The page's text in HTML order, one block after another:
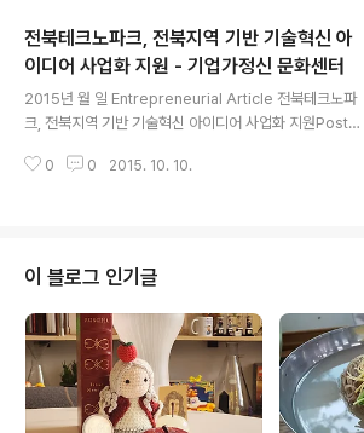
테크노파크), 송정현 대표(기업가정신 문화센터) 첨부파일
: 이슈앤테크_vol.50_2015_.pdf (3.1M), Down : 27 1.
청년 창업·고용 현황 2. 청년 창업·고용 문제점 3. 청년창업
지원제도 및 사업 4. 창업활성화 및 일자리 창출방안 5. 결
론 및 시사점 첨부파일 : 이슈앤테크_vol.50_2..
전북테크노파크, 전북지역 기반 기술혁신 아
이디어 사업화 지원 - 기업가정신 문화센터
2015년 월 일 Entrepreneurial Article 전북테크노파
크, 전북지역 기반 기술혁신 아이디어 사업화 지원Posted
스 아이디어 사업화 교육실습 현장7일 남원 스위트호텔에
통상자원부, 한국산업기술진흥원이 주최하고 전북테크노
파크가 주관하는 비즈니스 아이디어(BI) 사업화 지원사업
으로, 아이디어에서 사업으로 고도화 작업을 하는 비즈니
스 모델 개발 컨설팅데이다.이번 비지니스 모델 개발 컨설
팅데이는 17일 오전부터 시작해 익일 오후에 마무리 되는
행사다. 총 25개 ..
0 0 2015. 10. 10.
이 블로그 인기글